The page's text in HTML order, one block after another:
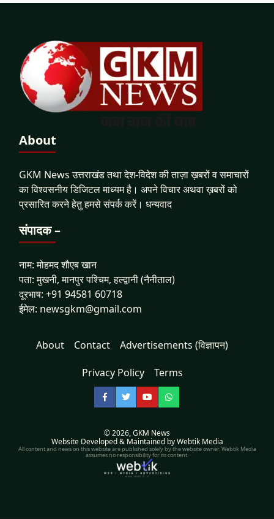
About
GKM News उत्तराखंड तथा देश-विदेश की ताज़ा ख़बरों व समाचारों
का विश्वसनीय डिजिटल माध्यम है। अपने विचार अथवा ख़बरों को
प्रसारित करने हेतु हमसे संपर्क करें। धन्यवाद
संपादक –
नाम: मोहमद शौएब खान
पता: मुखनी, मानपुर पश्चिम, हल्द्वानी (नैनीताल)
दूरभाष: +91 94581 60718
ईमेल: newsgkm@gmail.com
About Contact Advertisements (विज्ञापन)
Privacy Policy Terms
Facebook
TwitterYouTubeWhatsApp
© 2026,GKM News
Website Developed & Maintained by Webtik Media
All content and news on this website are published solely by the website owner. Webtik Media
assumes no responsibility for its content.